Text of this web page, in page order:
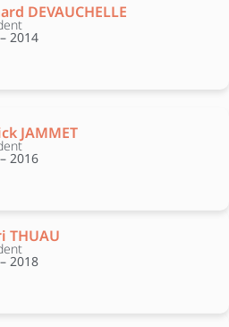
DEVAUCHELLE
2014
JAMMET
2016
THUAU
2018